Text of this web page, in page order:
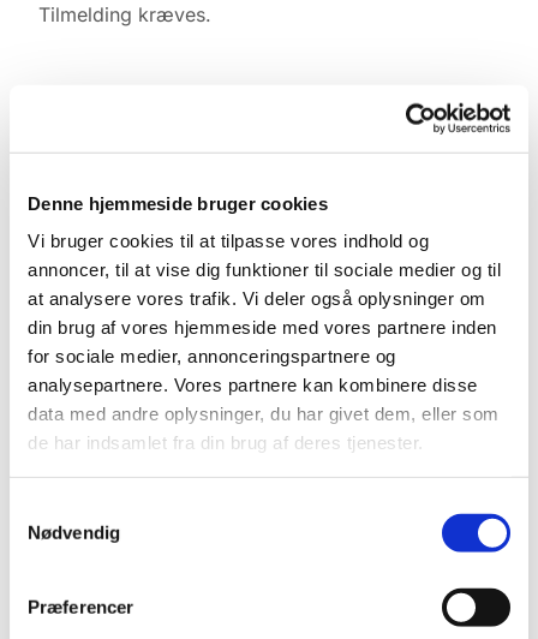
Denne hjemmeside bruger cookies
Vi bruger cookies til at tilpasse vores indhold og
annoncer, til at vise dig funktioner til sociale medier og til
at analysere vores trafik. Vi deler også oplysninger om
din brug af vores hjemmeside med vores partnere inden
for sociale medier, annonceringspartnere og
analysepartnere. Vores partnere kan kombinere disse
data med andre oplysninger, du har givet dem, eller som
de har indsamlet fra din brug af deres tjenester.
Nødvendig
Præferencer
Tilmelding kræves.